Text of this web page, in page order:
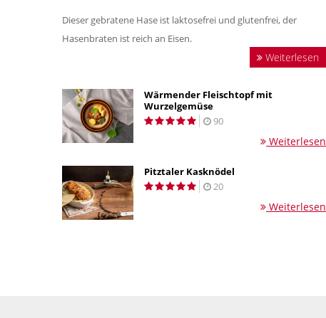
Dieser gebratene Hase ist laktosefrei und glutenfrei, der
Hasenbraten ist reich an Eisen.
Weiterlesen
Wärmender Fleischtopf mit
Wurzelgemüse
90
Weiterlesen
Pitztaler Kasknödel
20
Weiterlesen